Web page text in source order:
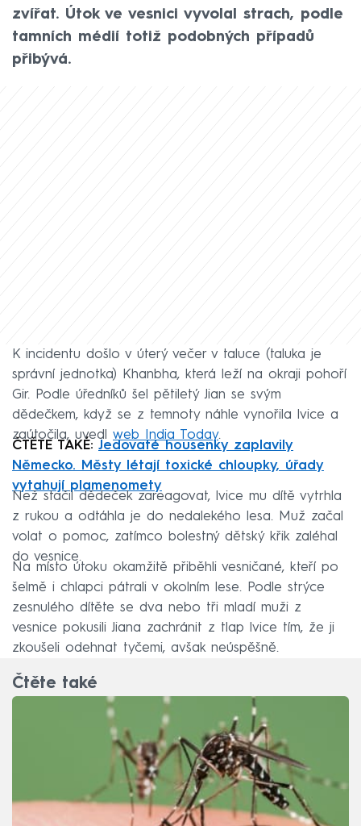
zvířat. Útok ve vesnici vyvolal strach, podle
tamních médií totiž podobných případů
přibývá.
K incidentu došlo v úterý večer v taluce (taluka je
správní jednotka) Khanbha, která leží na okraji pohoří
Gir. Podle úředníků šel pětiletý Jian se svým
dědečkem, když se z temnoty náhle vynořila lvice a
zaútočila, uvedl web India Today.
ČTĚTE TAKÉ: Jedovaté housenky zaplavily
Německo. Městy létají toxické chloupky, úřady
vytahují plamenomety
Než stačil dědeček zareagovat, lvice mu dítě vytrhla
z rukou a odtáhla je do nedalekého lesa. Muž začal
volat o pomoc, zatímco bolestný dětský křik zaléhal
do vesnice.
Na místo útoku okamžitě přiběhli vesničané, kteří po
šelmě i chlapci pátrali v okolním lese. Podle strýce
zesnulého dítěte se dva nebo tři mladí muži z
vesnice pokusili Jiana zachránit z tlap lvice tím, že ji
zkoušeli odehnat tyčemi, avšak neúspěšně.
Čtěte také